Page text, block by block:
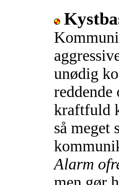
unødig
kraftfuld
så
Alarm